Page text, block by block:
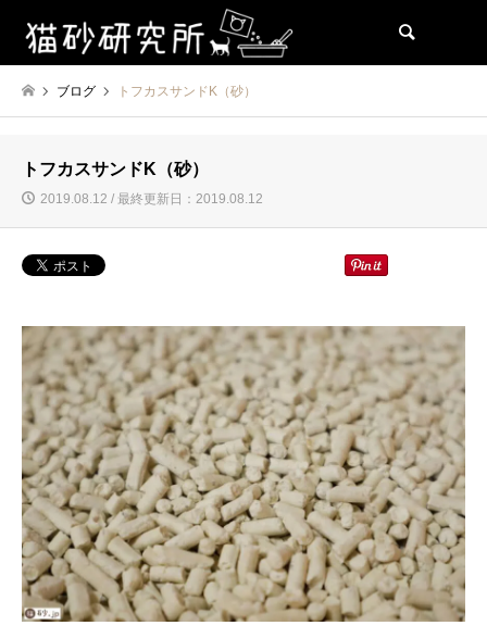
ブログ トフカスサンドK（砂）
トフカスサンドK（砂）
2019.08.12 / 最終更新日：2019.08.12